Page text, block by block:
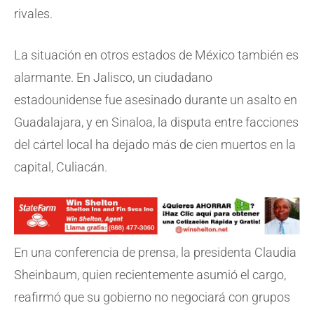
rivales.
La situación en otros estados de México también es
alarmante. En Jalisco, un ciudadano
estadounidense fue asesinado durante un asalto en
Guadalajara, y en Sinaloa, la disputa entre facciones
del cártel local ha dejado más de cien muertos en la
capital, Culiacán.
En una conferencia de prensa, la presidenta Claudia
Sheinbaum, quien recientemente asumió el cargo,
reafirmó que su gobierno no negociará con grupos